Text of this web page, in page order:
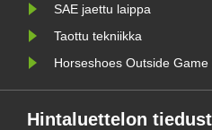
SAE jaettu laippa
Taottu tekniikka
Horseshoes Outside Game
Hintaluettelon